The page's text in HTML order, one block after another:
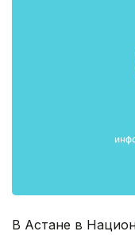
В Астане в